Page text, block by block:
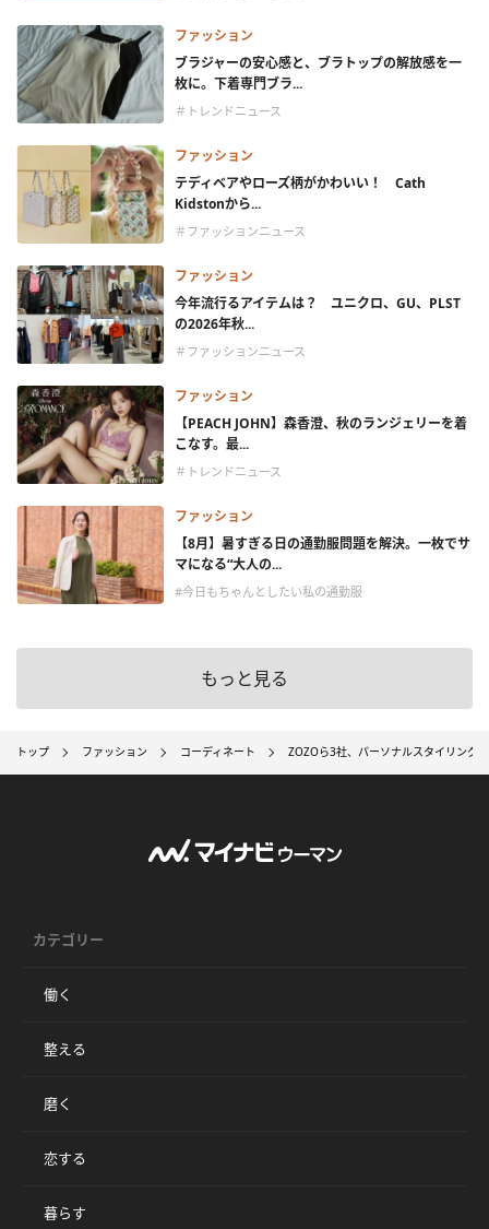
ファッション
ブラジャーの安心感と、ブラトップの解放感を一
枚に。下着専門ブラ...
＃トレンドニュース
ファッション
テディベアやローズ柄がかわいい！ Cath
Kidstonから...
＃ファッションニュース
ファッション
今年流行るアイテムは？ ユニクロ、GU、PLST
の2026年秋...
＃ファッションニュース
ファッション
【PEACH JOHN】森香澄、秋のランジェリーを着
こなす。最...
＃トレンドニュース
ファッション
【8月】暑すぎる日の通勤服問題を解決。一枚でサ
マになる“大人の...
#今日もちゃんとしたい私の通勤服
もっと見る
トップ ファッション コーディネート ZOZOら3社、パーソナルスタイリング
カテゴリー
働く
整える
磨く
恋する
暮らす